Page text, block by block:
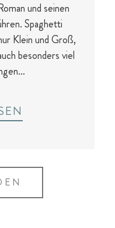
und seinen
Spaghetti
Klein und Groß,
besonders viel